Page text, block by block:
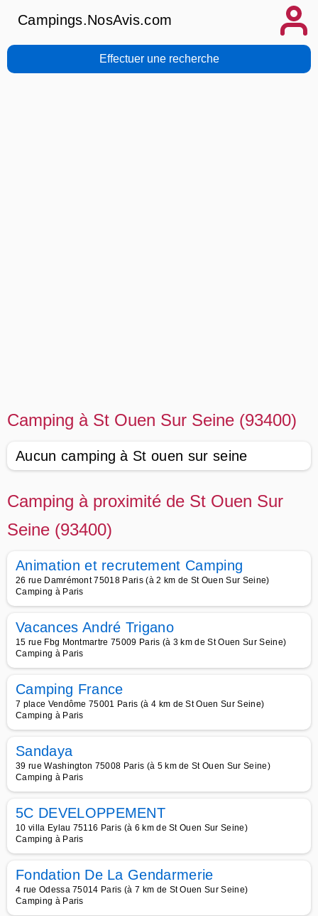
Campings.NosAvis.com
Effectuer une recherche
Camping à St Ouen Sur Seine (93400)
Aucun camping à St ouen sur seine
Camping à proximité de St Ouen Sur
Seine (93400)
Animation et recrutement Camping
26 rue Damrémont 75018 Paris (à 2 km de St Ouen Sur Seine)
Camping à Paris
Vacances André Trigano
15 rue Fbg Montmartre 75009 Paris (à 3 km de St Ouen Sur Seine)
Camping à Paris
Camping France
7 place Vendôme 75001 Paris (à 4 km de St Ouen Sur Seine)
Camping à Paris
Sandaya
39 rue Washington 75008 Paris (à 5 km de St Ouen Sur Seine)
Camping à Paris
5C DEVELOPPEMENT
10 villa Eylau 75116 Paris (à 6 km de St Ouen Sur Seine)
Camping à Paris
Fondation De La Gendarmerie
4 rue Odessa 75014 Paris (à 7 km de St Ouen Sur Seine)
Camping à Paris